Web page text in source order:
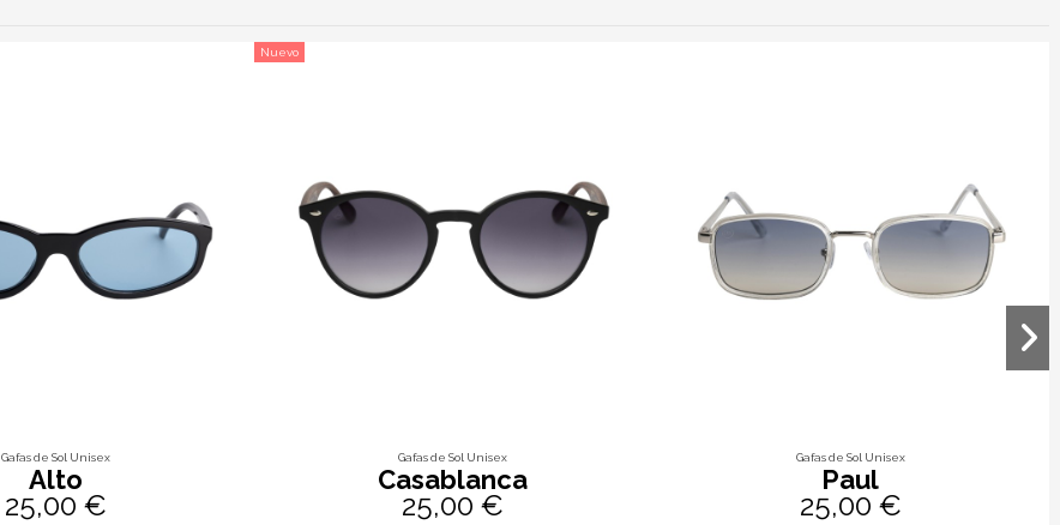
Gafas de Sol Unisex
Alto
25,00 €
Nuevo
Gafas de Sol Unisex
Casablanca
25,00 €
Gafas de Sol Unisex
Paul
25,00 €